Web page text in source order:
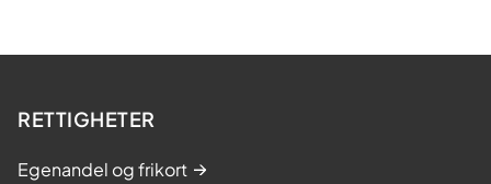
g
n
e
RETTIGHETER
Egenandel og frikort